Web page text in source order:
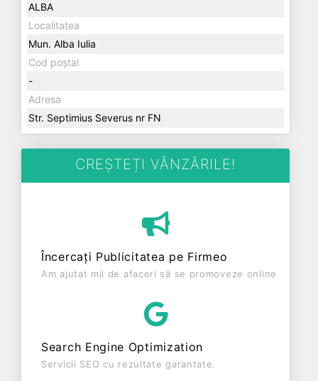
ALBA
Localitatea
Mun. Alba Iulia
Cod poștal
-
Adresa
Str. Septimius Severus nr FN
CREȘTEȚI VÂNZĂRILE!
Încercați Publicitatea pe Firmeo
Am ajutat mii de afaceri să se promoveze online
Search Engine Optimization
Servicii SEO cu rezultate garantate.